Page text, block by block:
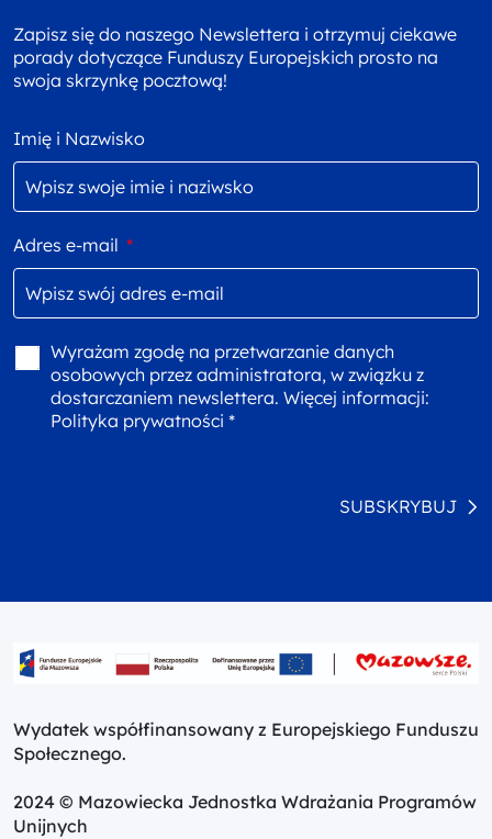
Zapisz się do naszego Newslettera i otrzymuj ciekawe
porady dotyczące Funduszy Europejskich prosto na
swoja skrzynkę pocztową!
Imię i Nazwisko
Adres e-mail *
Wyrażam zgodę na przetwarzanie danych
osobowych przez administratora, w związku z
dostarczaniem newslettera. Więcej informacji:
Polityka prywatności *
SUBSKRYBUJ
Wydatek współfinansowany z Europejskiego Funduszu
Społecznego.
2024 © Mazowiecka Jednostka Wdrażania Programów
Unijnych